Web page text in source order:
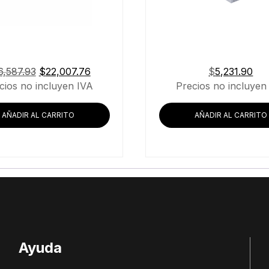
El
precio
original
era:
$26,587.93.
$22,007.76El
precio
actual
$22,007.76.
no incluyen IVA
AÑADIR AL CARRITO
$5,231.90
Precios no incluyen
AÑADIR AL CARRITO
Ayuda